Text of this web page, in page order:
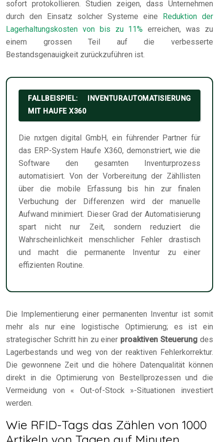
sofort protokollieren. Studien zeigen, dass Unternehmen
durch den Einsatz solcher Systeme eine Reduktion der
Lagerhaltungskosten von bis zu 11% erreichen, was zu
einem grossen Teil auf die verbesserte
Bestandsgenauigkeit zurückzuführen ist.
FALLBEISPIEL: INVENTURAUTOMATISIERUNG
MIT HAUFE X360
Die nxtgen digital GmbH, ein führender Partner für
das ERP-System Haufe X360, demonstriert, wie die
Software den gesamten Inventurprozess
automatisiert. Von der Vorbereitung der Zähllisten
über die mobile Erfassung bis hin zur finalen
Verbuchung der Differenzen wird der manuelle
Aufwand minimiert. Dieser Grad der Automatisierung
spart nicht nur Zeit, sondern reduziert die
Wahrscheinlichkeit menschlicher Fehler drastisch
und macht die permanente Inventur zu einer
effizienten Routine.
Die Implementierung einer permanenten Inventur ist somit
mehr als nur eine logistische Optimierung; es ist ein
strategischer Schritt hin zu einer proaktiven Steuerung des
Lagerbestands und weg von der reaktiven Fehlerkorrektur.
Die gewonnene Zeit und die höhere Datenqualität können
direkt in die Optimierung von Bestellprozessen und die
Vermeidung von « Out-of-Stock »-Situationen investiert
werden.
Wie RFID-Tags das Zählen von 1000